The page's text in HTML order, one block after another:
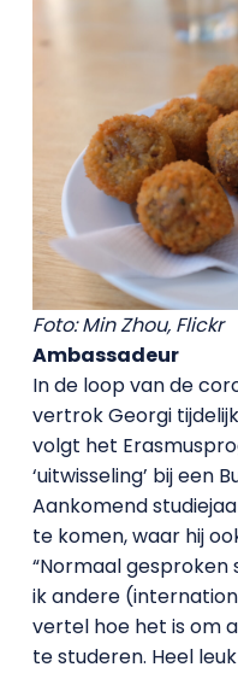
Foto: Min Zhou, Flickr
Ambassadeur
In de loop van de
vertrok Georgi
volgt het
‘uitwisseling’ bij een
Aankomend
te komen, waar hij
“Normaal gesproken
ik andere
vertel hoe het is om
te studeren. Heel